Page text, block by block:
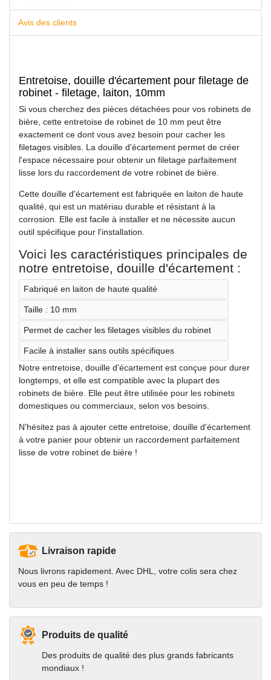
Avis des clients
Entretoise, douille d'écartement pour filetage de
robinet - filetage, laiton, 10mm
Si vous cherchez des pièces détachées pour vos robinets de
bière, cette entretoise de robinet de 10 mm peut être
exactement ce dont vous avez besoin pour cacher les
filetages visibles. La douille d'écartement permet de créer
l'espace nécessaire pour obtenir un filetage parfaitement
lisse lors du raccordement de votre robinet de bière.
Cette douille d'écartement est fabriquée en laiton de haute
qualité, qui est un matériau durable et résistant à la
corrosion. Elle est facile à installer et ne nécessite aucun
outil spécifique pour l'installation.
Voici les caractéristiques principales de
notre entretoise, douille d'écartement :
Fabriqué en laiton de haute qualité
Taille : 10 mm
Permet de cacher les filetages visibles du robinet
Facile à installer sans outils spécifiques
Notre entretoise, douille d'écartement est conçue pour durer
longtemps, et elle est compatible avec la plupart des
robinets de bière. Elle peut être utilisée pour les robinets
domestiques ou commerciaux, selon vos besoins.
N'hésitez pas à ajouter cette entretoise, douille d'écartement
à votre panier pour obtenir un raccordement parfaitement
lisse de votre robinet de bière !
Livraison rapide
Nous livrons rapidement. Avec DHL, votre colis sera chez
vous en peu de temps !
Produits de qualité
Des produits de qualité des plus grands fabricants
mondiaux !